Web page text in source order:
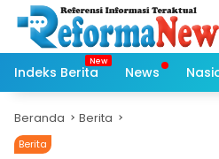
Langsung
konten
Indeks Berita
News
Beranda Berita
Berita